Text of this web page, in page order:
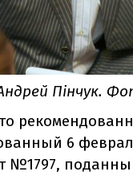
Пінчук.
6
№1797,